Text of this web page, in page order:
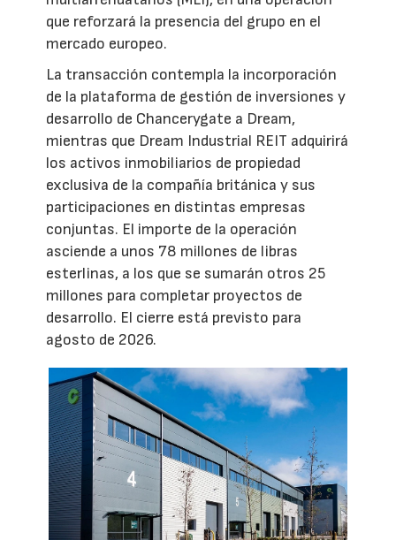
que reforzará la presencia del grupo en el
mercado europeo.
La transacción contempla la incorporación
de la plataforma de gestión de inversiones y
desarrollo de Chancerygate a Dream,
mientras que Dream Industrial REIT adquirirá
los activos inmobiliarios de propiedad
exclusiva de la compañía británica y sus
participaciones en distintas empresas
conjuntas. El importe de la operación
asciende a unos 78 millones de libras
esterlinas, a los que se sumarán otros 25
millones para completar proyectos de
desarrollo. El cierre está previsto para
agosto de 2026.